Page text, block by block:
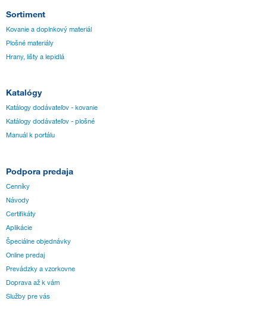
Sortiment
Kovanie a doplnkový materiál
Plošné materiály
Hrany, lišty a lepidlá
Katalógy
Katálogy dodávateľov - kovanie
Katálogy dodávateľov - plošné
Manuál k portálu
Podpora predaja
Cenníky
Návody
Certifikáty
Aplikácie
Špeciálne objednávky
Online predaj
Prevádzky a vzorkovne
Doprava až k vám
Služby pre vás